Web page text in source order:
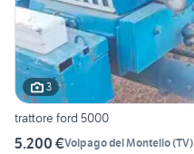
3
trattore ford 5000
5.200 €Volpago del Montello(TV)